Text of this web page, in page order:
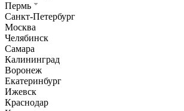
Пермь
Санкт-Петербург
Москва
Челябинск
Самара
Калининград
Воронеж
Екатеринбург
Ижевск
Краснодар